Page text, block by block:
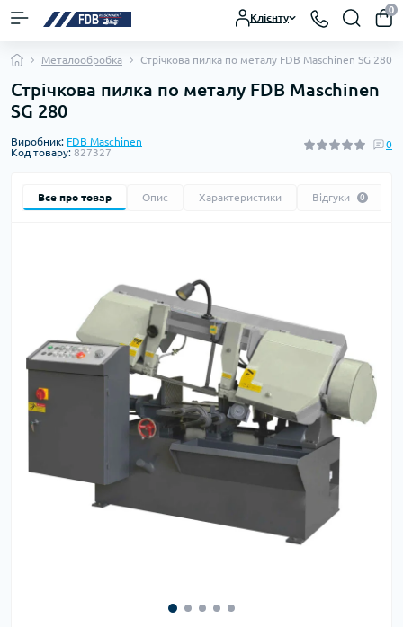
Клієнту
0
Металообробка Стрічкова пилка по металу FDB Maschinen SG 280
Стрічкова пилка по металу FDB Maschinen
SG 280
Виробник: FDB Maschinen
Код товару: 827327
0
Все про товар Опис Характеристики Відгуки 0